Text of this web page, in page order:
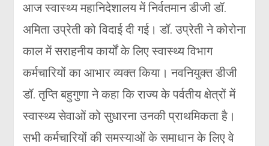
आज स्वास्थ्य महानिदेशालय में निर्वतमान डीजी डॉ.
अमिता उप्रेती को विदाई दी गई। डॉ. उप्रेती ने कोरोना
काल में सराहनीय कार्यों के लिए स्वास्थ्य विभाग
कर्मचारियों का आभार व्यक्त किया। नवनियुक्त डीजी
डॉ. तृप्ति बहुगुणा ने कहा कि राज्य के पर्वतीय क्षेत्रों में
स्वास्थ्य सेवाओं को सुधारना उनकी प्राथमिकता है।
सभी कर्मचारियों की समस्याओं के समाधान के लिए वे